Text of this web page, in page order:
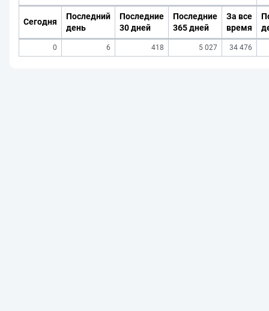
Сегодня
Последний
день
Последние
30 дней
Последние
365 дней
За все
время
0 6 418 5 027 34 476